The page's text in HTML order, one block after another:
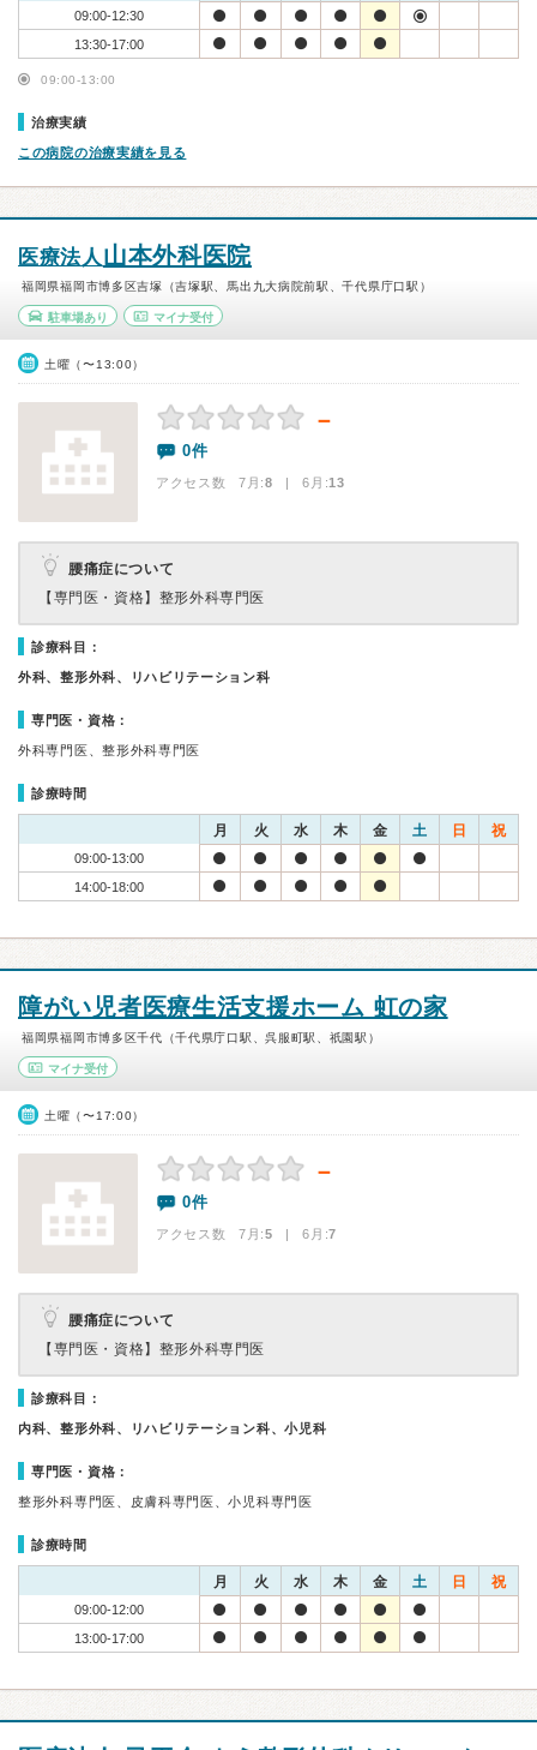
09:00-12:30
13:30-17:00
09:00-13:00
治療実績
この病院の治療実績を見る
医療法人山本外科医院
福岡県福岡市博多区吉塚（吉塚駅、馬出九大病院前駅、千代県庁口駅）
駐車場あり マイナ受付
土曜（〜13:00）
－
0件
アクセス数 7月:8 | 6月:13
腰痛症について
【専門医・資格】 整形外科専門医
診療科目：
外科、整形外科、リハビリテーション科
専門医・資格：
外科専門医、整形外科専門医
診療時間
月 火 水 木 金 土 日 祝
09:00-13:00
14:00-18:00
障がい児者医療生活支援ホーム 虹の家
福岡県福岡市博多区千代（千代県庁口駅、呉服町駅、祇園駅）
マイナ受付
土曜（〜17:00）
－
0件
アクセス数 7月:5 | 6月:7
腰痛症について
【専門医・資格】 整形外科専門医
診療科目：
内科、整形外科、リハビリテーション科、小児科
専門医・資格：
整形外科専門医、皮膚科専門医、小児科専門医
診療時間
月 火 水 木 金 土 日 祝
09:00-12:00
13:00-17:00